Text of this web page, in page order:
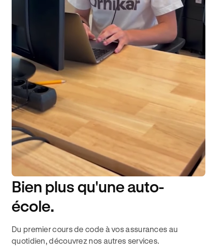
DISPONIBILITÉ 6J/7
Bien plus qu'une auto-
école.
Du premier cours de code à vos assurances au
quotidien, découvrez nos autres services.